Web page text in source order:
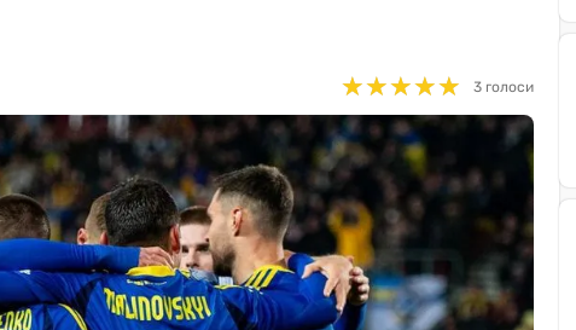
★★★★★
★★★★★ 3 голоси